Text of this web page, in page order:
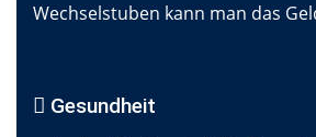
Wechselstuben kann man das
Gesundheit